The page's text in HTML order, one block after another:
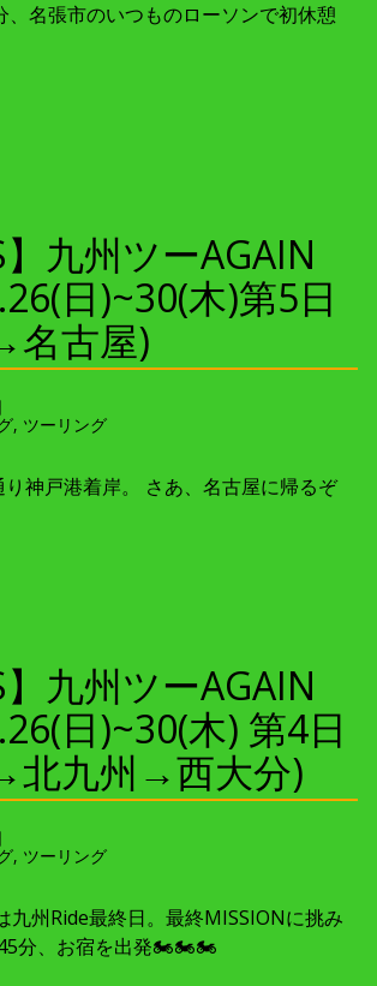
張市のいつものローソンで初休憩
】九州ツーAGAIN
日)~30(木)第5日
名古屋)
, ツーリング
神戸港着岸。 さあ、名古屋に帰るぞ
】九州ツーAGAIN
日)~30(木) 第4日
北九州→西大分)
, ツーリング
九州Ride最終日。最終MISSIONに挑み
分、お宿を出発🏍🏍🏍